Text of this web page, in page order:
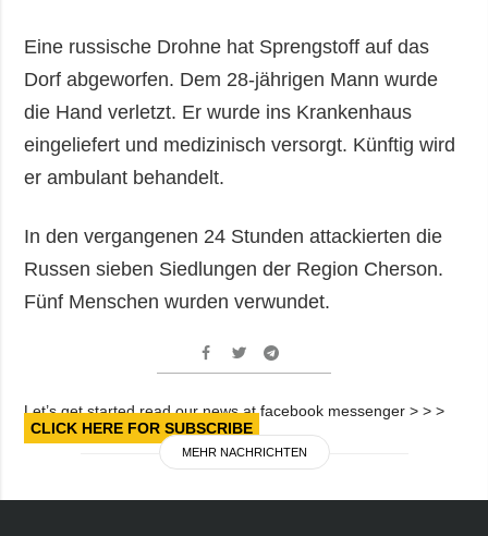
Veröffentlichungen
Interview
Fotos
Video
Abonnement
Fotobank
Eine russische Drohne hat Sprengstoff auf das
Dorf abgeworfen. Dem 28-jährigen Mann wurde
die Hand verletzt. Er wurde ins Krankenhaus
eingeliefert und medizinisch versorgt. Künftig wird
er ambulant behandelt.
In den vergangenen 24 Stunden attackierten die
Russen sieben Siedlungen der Region Cherson.
Fünf Menschen wurden verwundet.
Let’s get started read our news at facebook messenger > > >
CLICK HERE FOR SUBSCRIBE
MEHR NACHRICHTEN